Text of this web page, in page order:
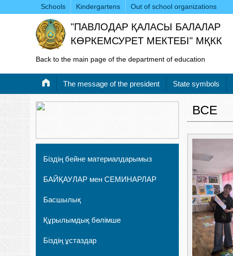
Schools Kindergartens Out of school organizations
"ПАВЛОДАР ҚАЛАСЫ БАЛАЛАР
КӨРКЕМСУРЕТ МЕКТЕБІ" МҚКК
Back to the main page of the department of education
Тhe message of the president State symbols
Біздің бейне материалдарымыз
БАЙҚАУЛАР мен СЕМИНАРЛАР
Басшылық
Құрылымдық бөлімше
Біздің ұстаздар
ВСЕ